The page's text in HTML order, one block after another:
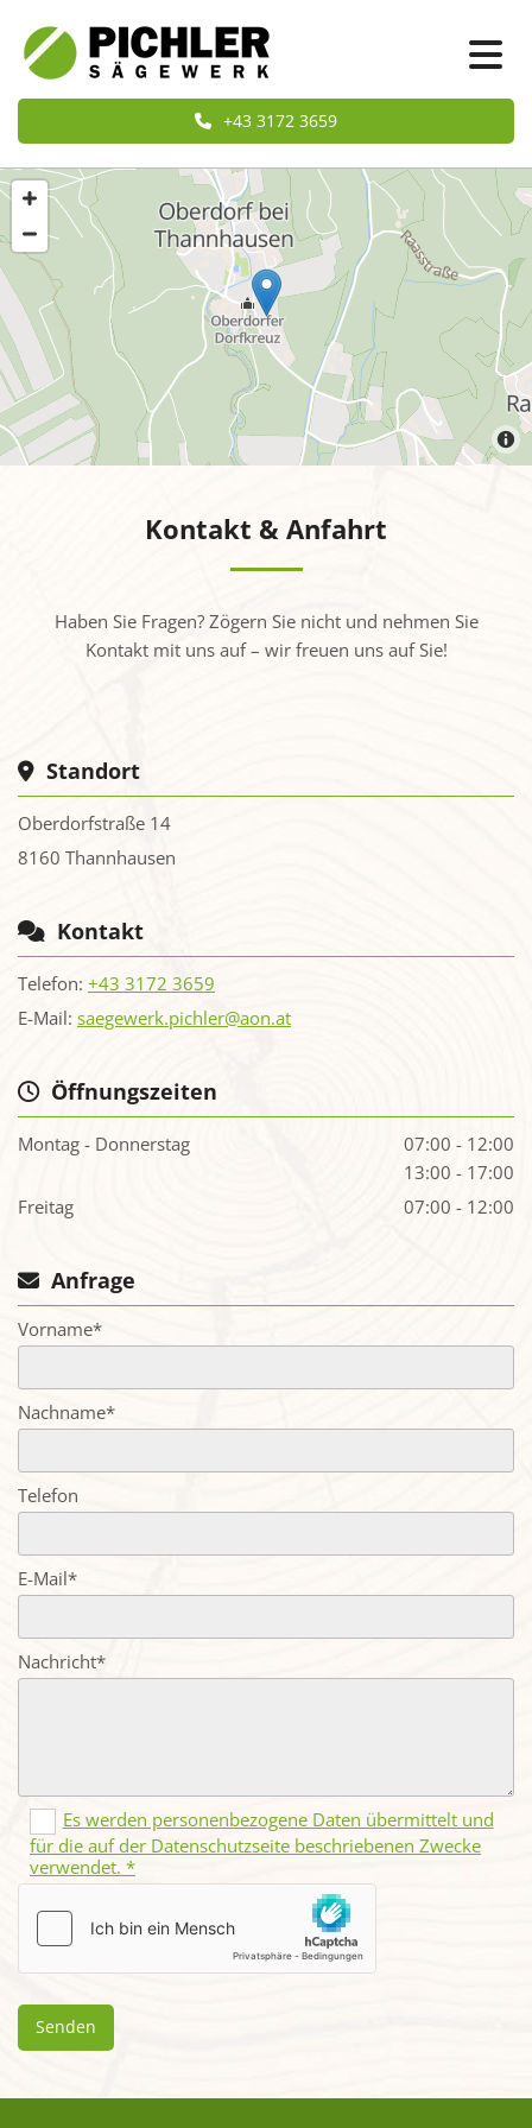
+43 3172 3659
Kontakt & Anfahrt
Haben Sie Fragen? Zögern Sie nicht und nehmen Sie
Kontakt mit uns auf – wir freuen uns auf Sie!
 Standort
Oberdorfstraße 14
8160 Thannhausen
 Kontakt
Telefon: +43 3172 3659
E-Mail: saegewerk.pichler@aon.at
Öffnungszeiten
Montag - Donnerstag
07:00 - 12:00
13:00 - 17:00
Freitag
07:00 - 12:00
 Anfrage
Vorname*
Nachname*
Telefon
E-Mail*
Nachricht*
Es werden personenbezogene Daten übermittelt und
für die auf der Datenschutzseite beschriebenen Zwecke
verwendet. *